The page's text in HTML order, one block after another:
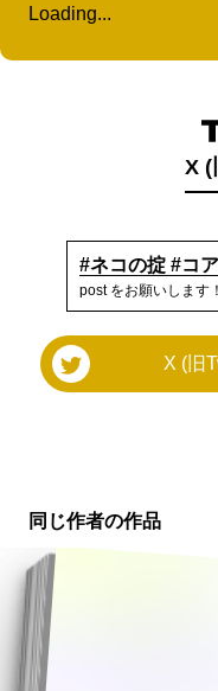
Loading...
X (
#ネコの掟 #コ
post をお願いします！
X (旧
同じ作者の作品